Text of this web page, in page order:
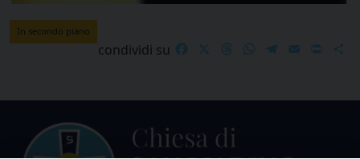
In secondo piano
condividi su FacebookThreadsWhatsApp
Telegram
EmailPrint